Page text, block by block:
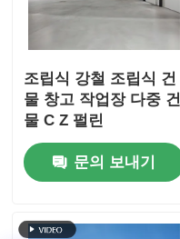
조립식 강철 조립식 건
물 창고 작업장 다중 건
물 C Z 펄린
문의 보내기